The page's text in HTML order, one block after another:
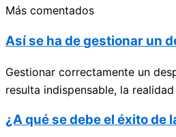
Más comentados
Así se ha de gestionar un
Gestionar correctamente un
resulta indispensable, la
¿A qué se debe el éxito